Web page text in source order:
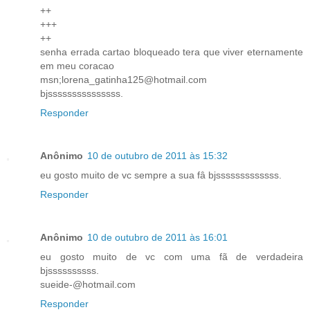
++
+++
++
senha errada cartao bloqueado tera que viver eternamente
em meu coracao
msn;lorena_gatinha125@hotmail.com
bjsssssssssssssss.
Responder
Anônimo 10 de outubro de 2011 às 15:32
eu gosto muito de vc sempre a sua fâ bjsssssssssssss.
Responder
Anônimo 10 de outubro de 2011 às 16:01
eu gosto muito de vc com uma fã de verdadeira
bjssssssssss.
sueide-@hotmail.com
Responder